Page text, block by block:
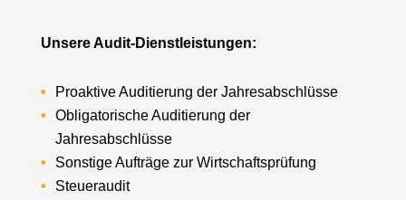
Unsere Audit-Dienstleistungen:
Proaktive Auditierung der Jahresabschlüsse
Obligatorische Auditierung der
Jahresabschlüsse
Sonstige Aufträge zur Wirtschaftsprüfung
Steueraudit